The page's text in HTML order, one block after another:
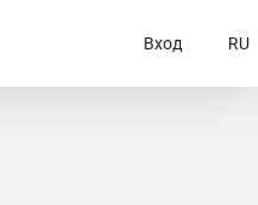
Вход RU